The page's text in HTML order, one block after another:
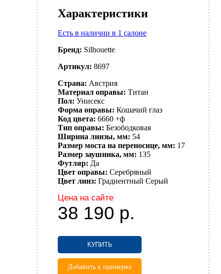
Характеристики
Есть в наличии в 1 салоне
Бренд: Silhouette
Артикул: 8697
Страна: Австрия
Материал оправы: Титан
Пол: Унисекс
Форма оправы: Кошачий глаз
Код цвета: 6660 +ф
Тип оправы: Безободковая
Ширина линзы, мм: 54
Размер моста на переносице, мм: 17
Размер заушника, мм: 135
Футляр: Да
Цвет оправы: Серебряный
Цвет линз: Градиентный Серый
Цена на сайте
38 190 р.
КУПИТЬ
Добавить к примерке